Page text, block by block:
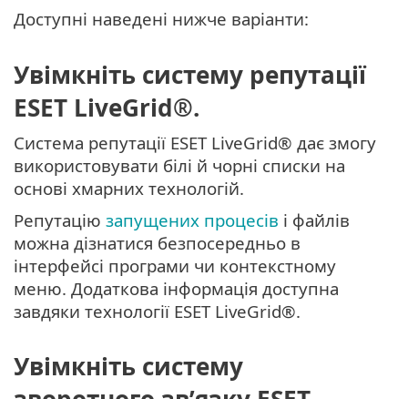
Доступні наведені нижче варіанти:
Увімкніть систему репутації
ESET LiveGrid®.
Система репутації ESET LiveGrid® дає змогу
використовувати білі й чорні списки на
основі хмарних технологій.
Репутацію запущених процесів і файлів
можна дізнатися безпосередньо в
інтерфейсі програми чи контекстному
меню. Додаткова інформація доступна
завдяки технології ESET LiveGrid®.
Увімкніть систему